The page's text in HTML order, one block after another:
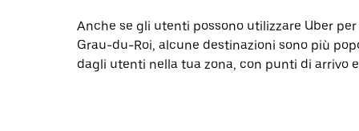
Anche se gli utenti possono utilizzare Uber
Grau-du-Roi, alcune destinazioni sono più
dagli utenti nella tua zona, con punti di arrivo